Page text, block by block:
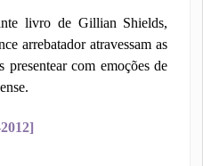
livro de Gillian Shields,
arrebatador atravessam as
com emoções de